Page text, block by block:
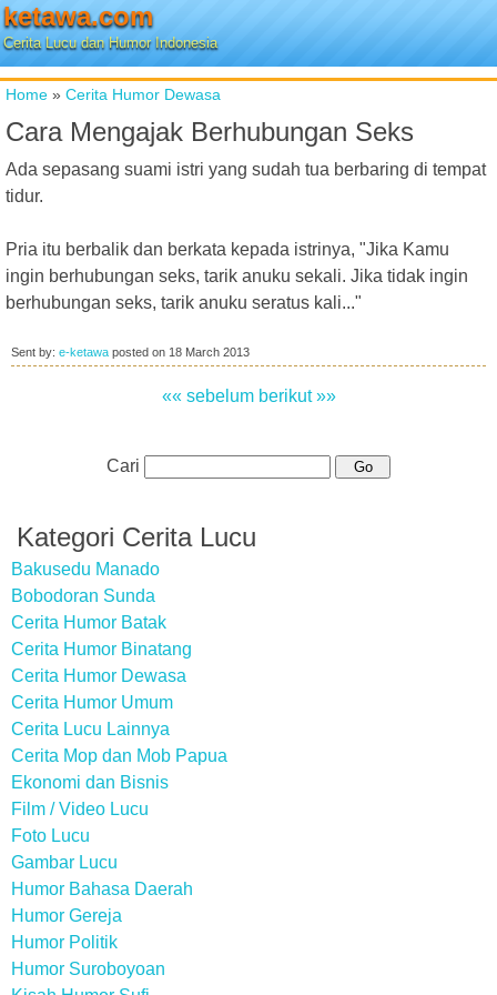
ketawa.com
Cerita Lucu dan Humor Indonesia
Home » Cerita Humor Dewasa
Cara Mengajak Berhubungan Seks
Ada sepasang suami istri yang sudah tua berbaring di tempat
tidur.
Pria itu berbalik dan berkata kepada istrinya, "Jika Kamu
ingin berhubungan seks, tarik anuku sekali. Jika tidak ingin
berhubungan seks, tarik anuku seratus kali..."
Sent by: e-ketawa posted on 18 March 2013
«« sebelum berikut »»
Cari
Kategori Cerita Lucu
Bakusedu Manado
Bobodoran Sunda
Cerita Humor Batak
Cerita Humor Binatang
Cerita Humor Dewasa
Cerita Humor Umum
Cerita Lucu Lainnya
Cerita Mop dan Mob Papua
Ekonomi dan Bisnis
Film / Video Lucu
Foto Lucu
Gambar Lucu
Humor Bahasa Daerah
Humor Gereja
Humor Politik
Humor Suroboyoan